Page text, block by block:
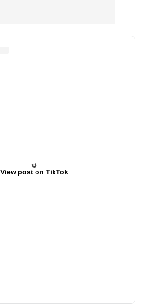
View post on TikTok